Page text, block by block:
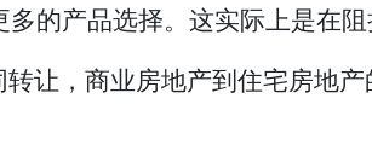
的产品选择。这实际上是在
让，商业房地产到住宅房地